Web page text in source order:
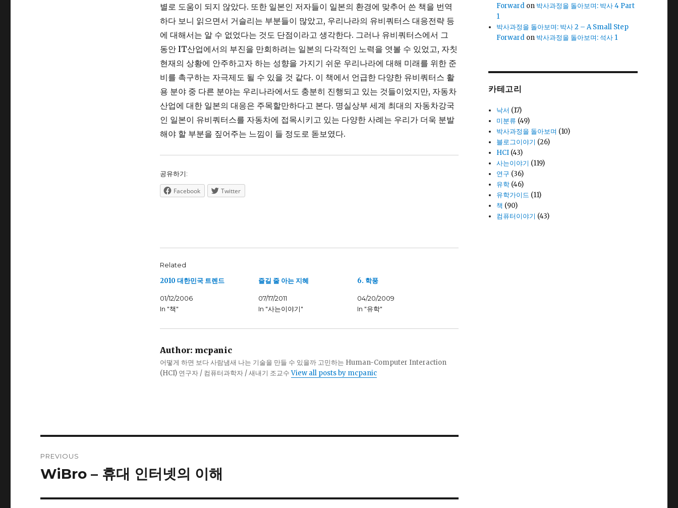
별로 도움이 되지 않았다. 또한 일본인 저자들이 일본의 환경에 맞추어 쓴 책을 번역
하다 보니 읽으면서 거슬리는 부분들이 많았고, 우리나라의 유비쿼터스 대응전략 등
에 대해서는 알 수 없었다는 것도 단점이라고 생각한다. 그러나 유비쿼터스에서 그
동안 IT산업에서의 부진을 만회하려는 일본의 다각적인 노력을 엿볼 수 있었고, 자칫
현재의 상황에 안주하고자 하는 성향을 가지기 쉬운 우리나라에 대해 미래를 위한 준
비를 촉구하는 자극제도 될 수 있을 것 같다. 이 책에서 언급한 다양한 유비쿼터스 활
용 분야 중 다른 분야는 우리나라에서도 충분히 진행되고 있는 것들이었지만, 자동차
산업에 대한 일본의 대응은 주목할만하다고 본다. 명실상부 세계 최대의 자동차강국
인 일본이 유비쿼터스를 자동차에 접목시키고 있는 다양한 사례는 우리가 더욱 분발
해야 할 부분을 짚어주는 느낌이 들 정도로 돋보였다.
공유하기:
Facebook Twitter
Related
2010 대한민국 트렌드
01/12/2006
In "책"
즐길 줄 아는 지혜
07/17/2011
In "사는이야기"
6. 학풍
04/20/2009
In "유학"
Author: mcpanic
어떻게 하면 보다 사람냄새 나는 기술을 만들 수 있을까 고민하는 Human-Computer Interaction
(HCI) 연구자 / 컴퓨터과학자 / 새내기 조교수View all posts by mcpanic
navigation
PREVIOUS
Previous
WiBro – 휴대 인터넷의 이해
Forward on 박사과정을 돌아보며: 박사 4 Part
1
박사과정을 돌아보며: 박사 2 – A Small Step
Forward on 박사과정을 돌아보며: 석사 1
카테고리
낙서 (17)
미분류 (49)
박사과정을 돌아보며 (10)
블로그이야기 (26)
HCI (43)
사는이야기 (119)
연구 (36)
유학 (46)
유학가이드 (11)
책 (90)
컴퓨터이야기 (43)